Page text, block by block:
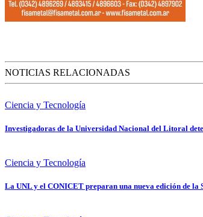
NOTICIAS RELACIONADAS
Ciencia y Tecnología
Investigadoras de la Universidad Nacional del Litoral
Ciencia y Tecnología
La UNL y el CONICET preparan una nueva edición de la